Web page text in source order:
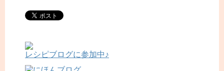
レシピブログに参加中♪